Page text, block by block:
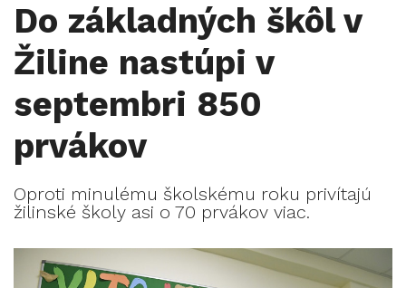
Do základných škôl v
Žiline nastúpi v
septembri 850
prvákov
Oproti minulému školskému roku privítajú
žilinské školy asi o 70 prvákov viac.